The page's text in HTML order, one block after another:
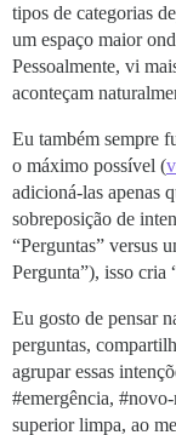
tipos de categorias
um espaço maior
Pessoalmente, vi
aconteçam
Eu também sempre
o máximo possível (
adicioná-las apenas
sobreposição de
“Perguntas” versus
Pergunta”), isso cria
Eu gosto de pensar
perguntas,
agrupar essas
#emergência,
superior limpa, ao